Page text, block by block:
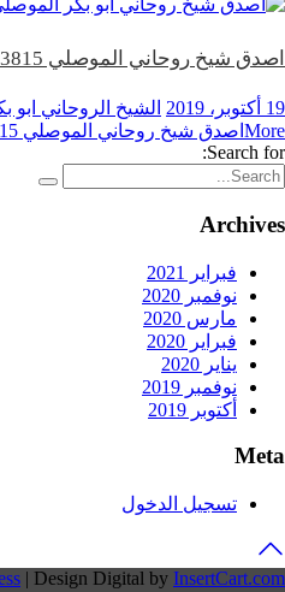
اصدق شيخ روحاني الموصلي 00905315773815
19 أكتوبر، 2019 الشيخ الروحاني ابو
More اصدق شيخ روحاني الموصلي 00905315773815
Search for:
Archives
فبراير 2021
نوفمبر 2020
مارس 2020
فبراير 2020
يناير 2020
نوفمبر 2019
أكتوبر 2019
Meta
تسجيل الدخول
| Design Digital by InsertCart.com